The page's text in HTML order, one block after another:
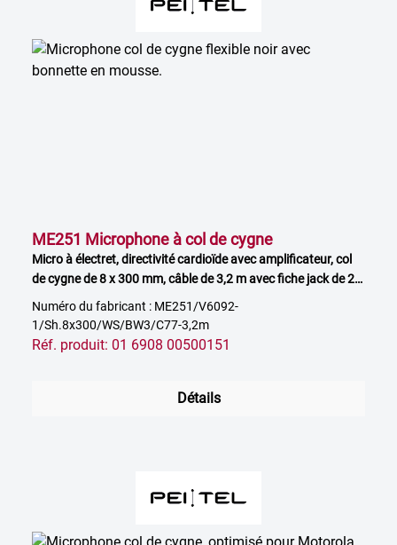
ME251 Microphone à col de cygne
Micro à électret, directivité cardioïde avec amplificateur, col
de cygne de 8 x 300 mm, câble de 3,2 m avec fiche jack de 2,5
mm, avec bonnette anti-vent et support de fixation
Numéro du fabricant : ME251/V6092-
1/Sh.8x300/WS/BW3/C77-3,2m
Réf. produit: 01 6908 00500151
Détails